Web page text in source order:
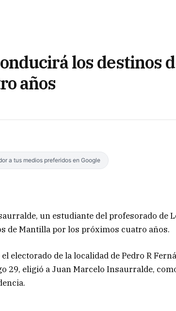
los destinos
años
a tus medios preferidos en Google
un estudiante del profesorado de
de Mantilla por los próximos cuatro años.
electorado de la localidad de Pedro R
29, eligió a Juan Marcelo Insaurralde,